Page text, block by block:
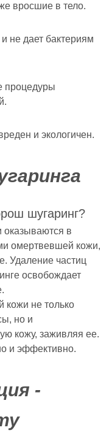
вросшие в тело.
не дает бактериям
процедуры
и экологичен.
в
омертвевшей кожи,
Удаление частиц
освобождает
не только
но и
кожу, заживляя ее.
и эффективно.
-